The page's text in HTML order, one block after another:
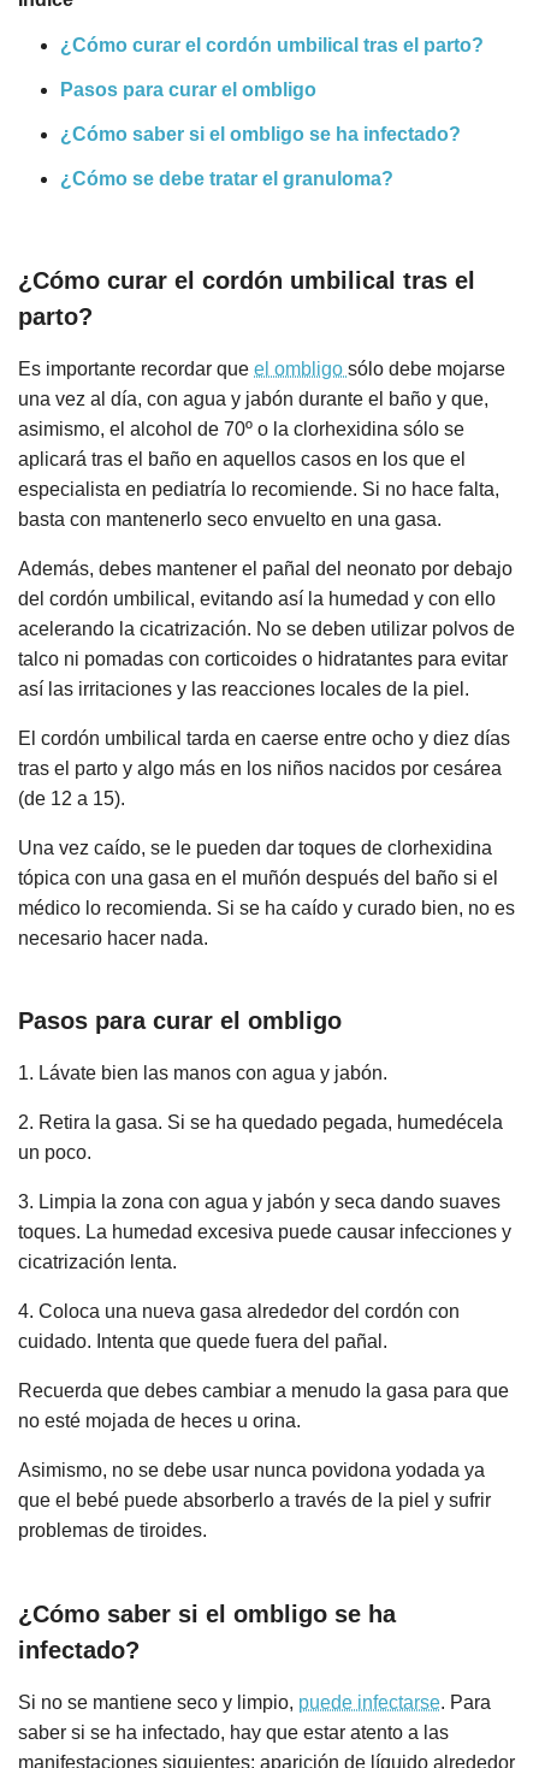
¿Cómo curar el cordón umbilical tras el parto?
Pasos para curar el ombligo
¿Cómo saber si el ombligo se ha infectado?
¿Cómo se debe tratar el granuloma?
¿Cómo curar el cordón umbilical tras el
parto?
Es importante recordar que el ombligo sólo debe mojarse
una vez al día, con agua y jabón durante el baño y que,
asimismo, el alcohol de 70º o la clorhexidina sólo se
aplicará tras el baño en aquellos casos en los que el
especialista en pediatría lo recomiende. Si no hace falta,
basta con mantenerlo seco envuelto en una gasa.
Además, debes mantener el pañal del neonato por debajo
del cordón umbilical, evitando así la humedad y con ello
acelerando la cicatrización. No se deben utilizar polvos de
talco ni pomadas con corticoides o hidratantes para evitar
así las irritaciones y las reacciones locales de la piel.
El cordón umbilical tarda en caerse entre ocho y diez días
tras el parto y algo más en los niños nacidos por cesárea
(de 12 a 15).
Una vez caído, se le pueden dar toques de clorhexidina
tópica con una gasa en el muñón después del baño si el
médico lo recomienda. Si se ha caído y curado bien, no es
necesario hacer nada.
Pasos para curar el ombligo
1. Lávate bien las manos con agua y jabón.
2. Retira la gasa. Si se ha quedado pegada, humedécela
un poco.
3. Limpia la zona con agua y jabón y seca dando suaves
toques. La humedad excesiva puede causar infecciones y
cicatrización lenta.
4. Coloca una nueva gasa alrededor del cordón con
cuidado. Intenta que quede fuera del pañal.
Recuerda que debes cambiar a menudo la gasa para que
no esté mojada de heces u orina.
Asimismo, no se debe usar nunca povidona yodada ya
que el bebé puede absorberlo a través de la piel y sufrir
problemas de tiroides.
¿Cómo saber si el ombligo se ha
infectado?
Si no se mantiene seco y limpio, puede infectarse. Para
saber si se ha infectado, hay que estar atento a las
manifestaciones siguientes: aparición de líquido alrededor